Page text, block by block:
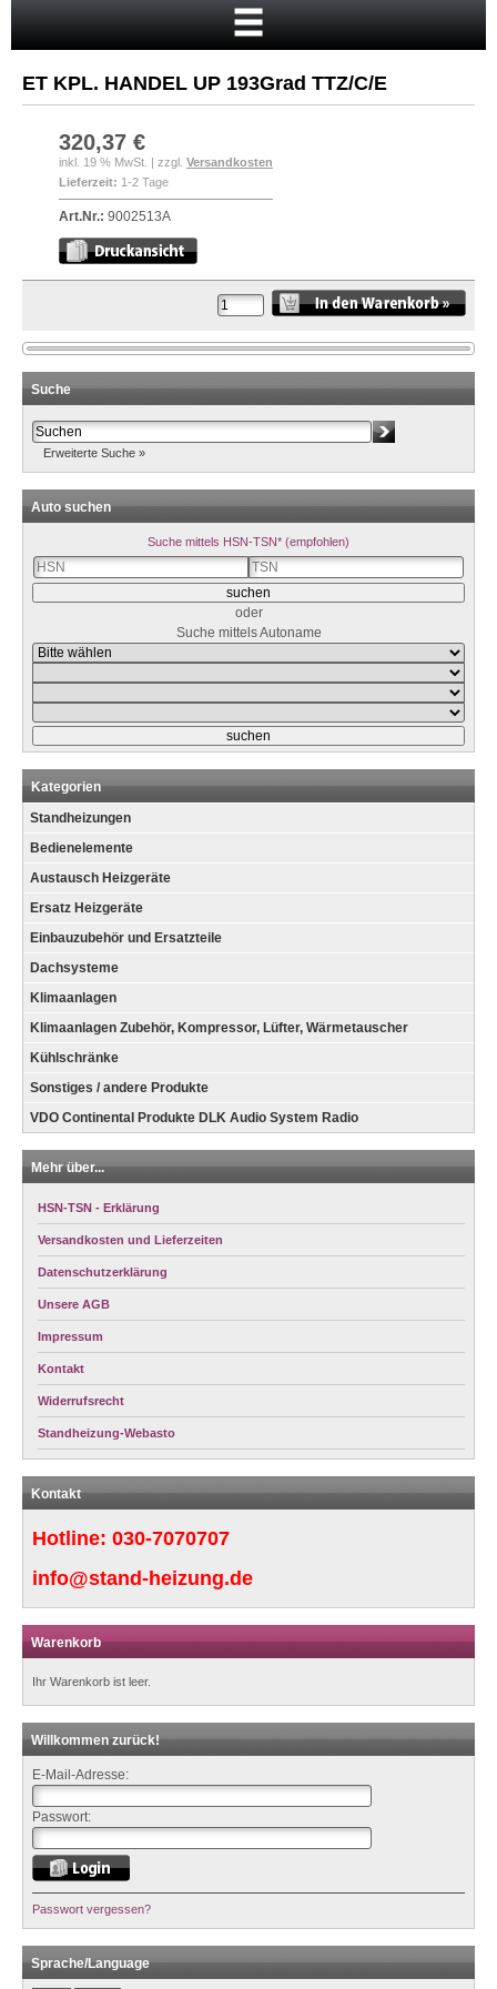
Neukunde?
Kasse
Anmelden
ET KPL. HANDEL UP 193Grad TTZ/C/E
320,37 €
inkl. 19 % MwSt. | zzgl. Versandkosten
Lieferzeit: 1-2 Tage
Art.Nr.: 9002513A
Suche
Erweiterte Suche »
Auto suchen
Suche mittels HSN-TSN* (empfohlen)
oder
Suche mittels Autoname
Kategorien
Standheizungen
Bedienelemente
Austausch Heizgeräte
Ersatz Heizgeräte
Einbauzubehör und Ersatzteile
Dachsysteme
Klimaanlagen
Klimaanlagen Zubehör, Kompressor, Lüfter, Wärmetauscher
Kühlschränke
Sonstiges / andere Produkte
VDO Continental Produkte DLK Audio System Radio
Mehr über...
HSN-TSN - Erklärung
Versandkosten und Lieferzeiten
Datenschutzerklärung
Unsere AGB
Impressum
Kontakt
Widerrufsrecht
Standheizung-Webasto
Kontakt
Hotline: 030-7070707
info@stand-heizung.de
Warenkorb
Ihr Warenkorb ist leer.
Willkommen zurück!
E-Mail-Adresse:
Passwort:
Passwort vergessen?
Sprache/Language